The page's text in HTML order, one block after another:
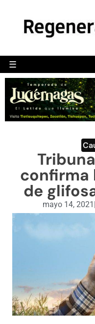
☰
confirma
de
mayo 14, 2021 |